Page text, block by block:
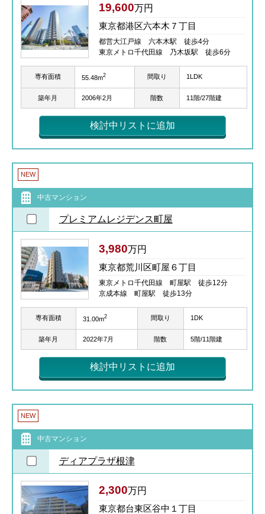
19,600万円
東京都港区六本木７丁目
都営大江戸線 六本木駅 徒歩4分
東京メトロ千代田線 乃木坂駅 徒歩6分
専有面積 55.48m2 間取り 1LDK
築年月 2006年2月 階数 11階/27階建
検討中リストに追加
NEW
中古マンション
プレミアムレジデンス町屋
3,980万円
東京都荒川区町屋６丁目
東京メトロ千代田線 町屋駅 徒歩12分
京成本線 町屋駅 徒歩13分
専有面積 31.00m2 間取り 1DK
築年月 2022年7月 階数 5階/11階建
検討中リストに追加
NEW
中古マンション
ディアプラザ根津
2,300万円
東京都台東区谷中１丁目